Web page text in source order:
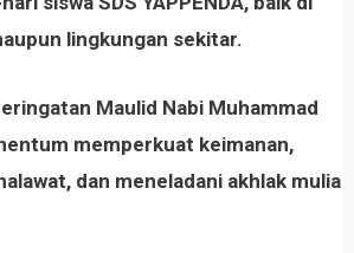
lingkungan sekitar.
Maulid Nabi Muhammad
memperkuat keimanan,
dan meneladani akhlak mulia